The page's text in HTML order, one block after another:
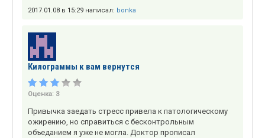
2017.01.08 в 15:29 написал: bonka
Килограммы к вам вернутся
Оценка: 3
Привычка заедать стресс привела к патологическому
ожирению, но справиться с бесконтрольным
объеданием я уже не могла. Доктор прописал